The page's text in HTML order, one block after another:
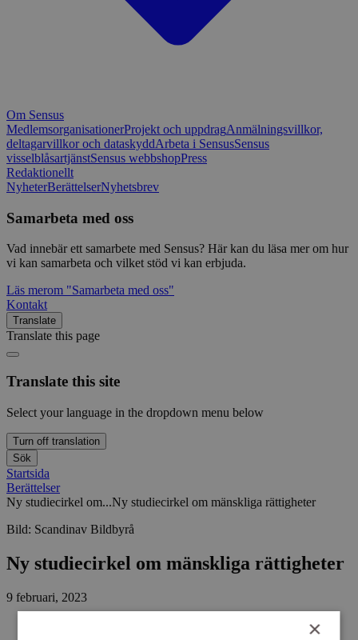
Om Sensus
MedlemsorganisationerProjekt och uppdragAnmälningsvillkor,
deltagarvillkor och dataskyddArbeta i SensusSensus
visselblåsartjänstSensus webbshopPress
Redaktionellt
NyheterBerättelserNyhetsbrev
Samarbeta med oss
Vad innebär ett samarbete med Sensus? Här kan du läsa mer om hur
vi kan samarbeta och vilket stöd vi kan erbjuda.
Läs merom "Samarbeta med oss"
Kontakt
Translate
Translate this page
Translate this site
Select your language in the dropdown menu below
Turn off translation
Sök
Startsida
Berättelser
Ny studiecirkel om...Ny studiecirkel om mänskliga rättigheter
Bild: Scandinav Bildbyrå
Ny studiecirkel om mänskliga rättigheter
9 februari, 2023
×